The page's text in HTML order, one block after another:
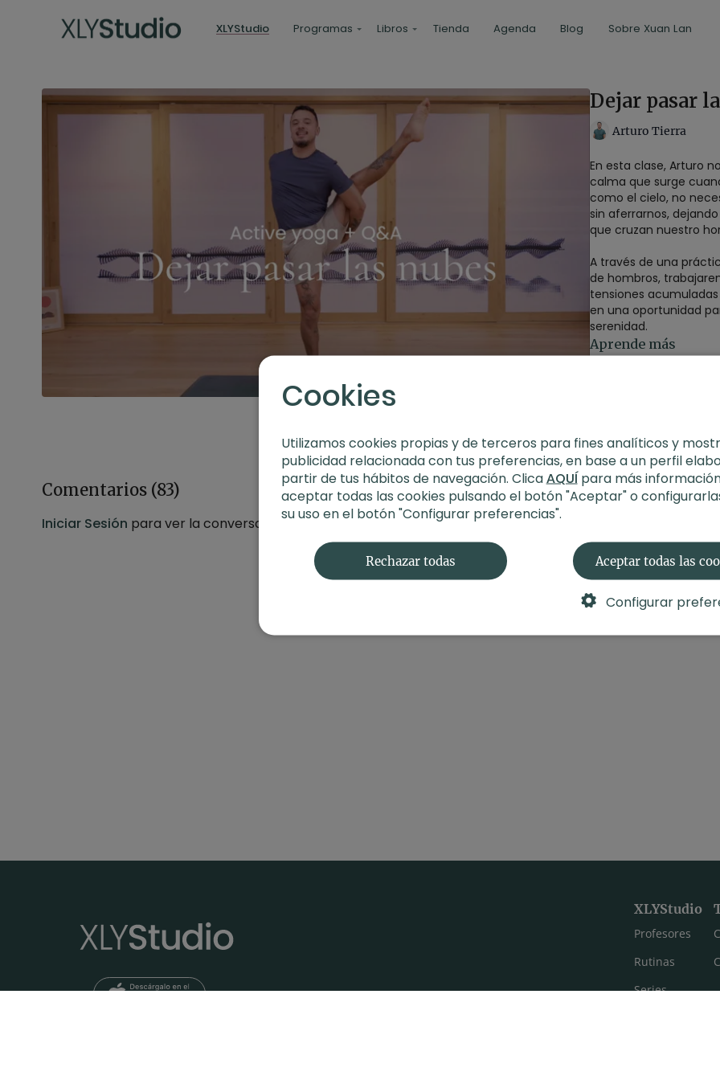
XLYStudio Programas Libros Tienda Agenda Blog Sobre Xuan Lan
Dejar pasar
Arturo Tierra
En esta clase, Arturo
calma que surge
como el cielo, no
sin aferrarnos,
que cruzan nuestro
A través de una
de hombros,
tensiones
en una oportunidad
serenidad.
Cuando dejamos de
respiramos,
Duración: 64
Nivel: multinivel
Intensidad
: 3
Material: sin
Enfoque: apertura
Contenido
Aprende más
Comentarios (83)
Iniciar Sesión para ver la conversación
XLYStudio
Profesores
Rutinas
Series
Cookies
Utilizamos cookies propias y de terceros para fines analíticos y
publicidad relacionada con tus preferencias, en base a un perfil
partir de tus hábitos de navegación. ClicaAQUÍpara más
aceptar todas las cookies pulsando el botón "Aceptar" o
su uso en el botón "Configurar preferencias".
Rechazar todas Aceptar todas las
Configurar